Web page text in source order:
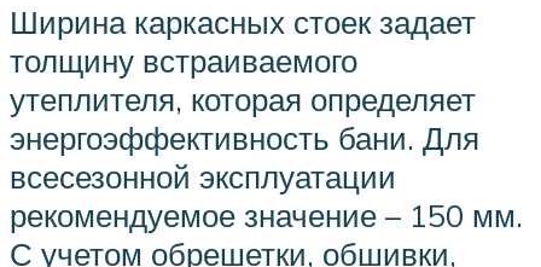
Ширина каркасных стоек задает
толщину встраиваемого
утеплителя, которая определяет
энергоэффективность бани. Для
всесезонной эксплуатации
рекомендуемое значение – 150 мм.
С учетом обрешетки, обшивки,